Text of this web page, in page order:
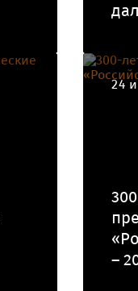
24
–